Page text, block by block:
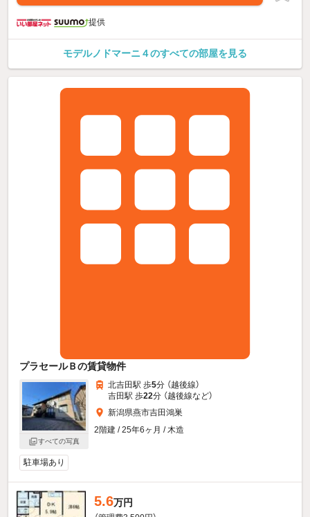
提供
モデルノドマーニ４のすべての部屋を見る
プラセールＢの賃貸物件
すべての写真
北吉田駅 歩5分 （越後線）
吉田駅 歩22分 （越後線など）
新潟県燕市吉田鴻巣
2階建 / 25年6ヶ月 / 木造
駐車場あり
5.6万円